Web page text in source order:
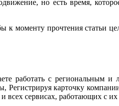
но есть время,
моменту прочтения статьи
работать с региональным
карточку
сервисах, работающих с их